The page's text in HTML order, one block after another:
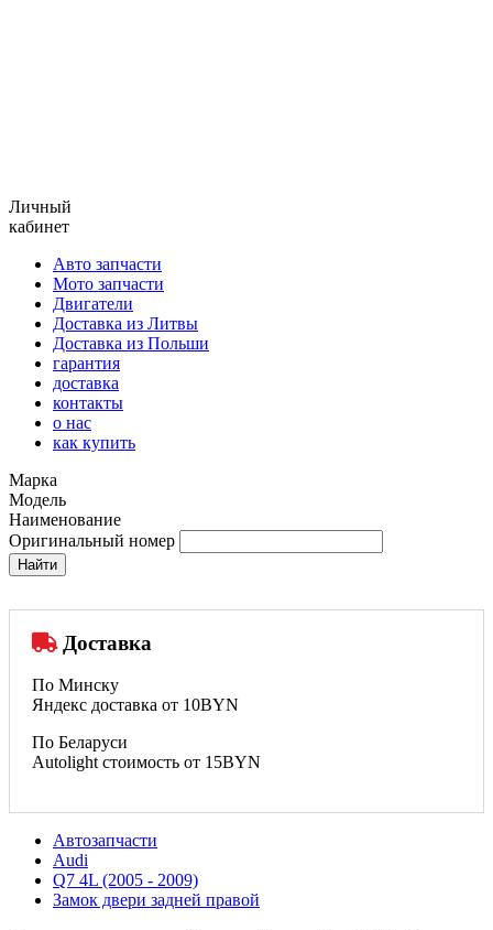
Личный
кабинет
Авто запчасти
Мото запчасти
Двигатели
Доставка из Литвы
Доставка из Польши
гарантия
доставка
контакты
о нас
как купить
Марка
Модель
Наименование
Оригинальный номер
Найти
Доставка
По Минску
Яндекс доставка от 10BYN
По Беларуси
Autolight стоимость от 15BYN
Автозапчасти
Audi
Q7 4L (2005 - 2009)
Замок двери задней правой